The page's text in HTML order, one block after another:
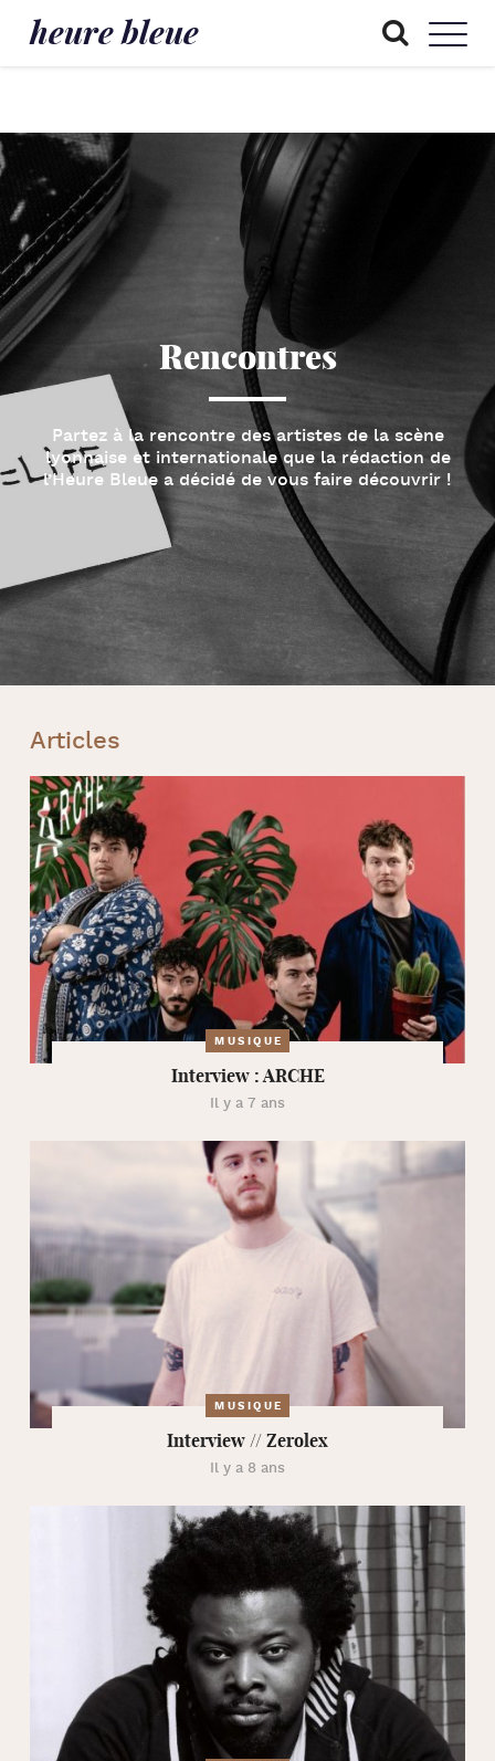
heure bleue
Rencontres
Partez à la rencontre des artistes de la scène
lyonnaise et internationale que la rédaction de
l’Heure Bleue a décidé de vous faire découvrir !
Articles
MUSIQUE
Interview : ARCHE
Il y a 7 ans
MUSIQUE
Interview // Zerolex
Il y a 8 ans